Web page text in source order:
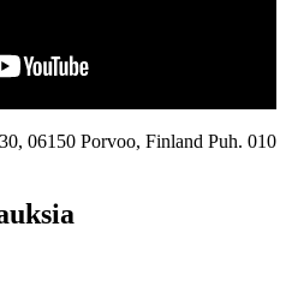
06150 Porvoo, Finland Puh. 010